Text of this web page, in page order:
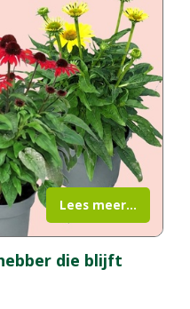
die blijft
Lees meer...